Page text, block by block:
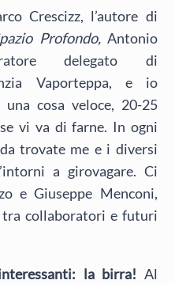
Crescizz, l’autore di
Profondo,Antonio
delegato di
Vaporteppa, e io
cosa veloce, 20-25
vi va di farne. In ogni
trovate me e i diversi
a girovagare. Ci
e Giuseppe Menconi,
tra collaboratori e futuri
la birra! Al